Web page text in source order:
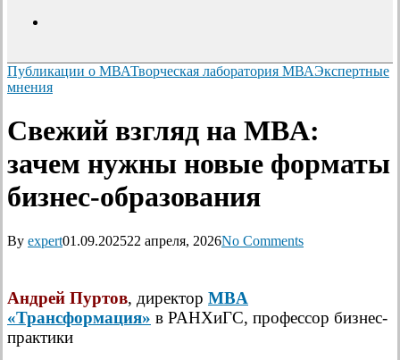
Публикации о МВАТворческая лаборатория МВАЭкспертные
мнения
Свежий взгляд на MBA:
зачем нужны новые форматы
бизнес-образования
By expert01.09.202522 апреля, 2026No Comments
Андрей Пуртов, директор MBA
«Трансформация» в РАНХиГС, профессор бизнес-
практики